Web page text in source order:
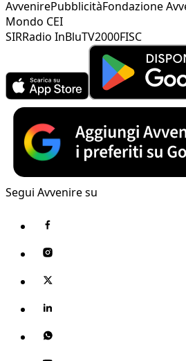
AvvenirePubblicitàFondazione
Mondo CEI
SIRRadio InBluTV2000FISC
Segui Avvenire su